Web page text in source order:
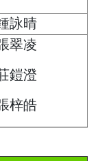
詠晴
翠凌
鎧澄
梓皓